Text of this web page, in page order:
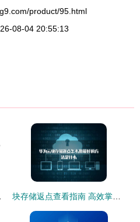
product/95.html
08-04 20:55:13